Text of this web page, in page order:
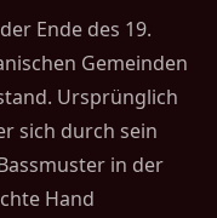
Ende des 19.
Gemeinden
Ursprünglich
sich durch sein
in der
Hand